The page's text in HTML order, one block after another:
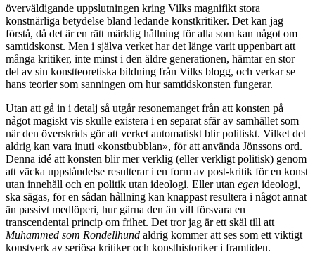
överväldigande uppslutningen kring Vilks magnifikt stora
konstnärliga betydelse bland ledande konstkritiker. Det kan jag
förstå, då det är en rätt märklig hållning för alla som kan något om
samtidskonst. Men i själva verket har det länge varit uppenbart att
många kritiker, inte minst i den äldre generationen, hämtar en stor
del av sin konstteoretiska bildning från Vilks blogg, och verkar se
hans teorier som sanningen om hur samtidskonsten fungerar.
Utan att gå in i detalj så utgår resonemanget från att konsten på
något magiskt vis skulle existera i en separat sfär av samhället som
när den överskrids gör att verket automatiskt blir politiskt. Vilket det
aldrig kan vara inuti «konstbubblan», för att använda Jönssons ord.
Denna idé att konsten blir mer verklig (eller verkligt politisk) genom
att väcka uppståndelse resulterar i en form av post-kritik för en konst
utan innehåll och en politik utan ideologi. Eller utan egen ideologi,
ska sägas, för en sådan hållning kan knappast resultera i något annat
än passivt medlöperi, hur gärna den än vill försvara en
transcendental princip om frihet. Det tror jag är ett skäl till att
Muhammed som Rondellhund aldrig kommer att ses som ett viktigt
konstverk av seriösa kritiker och konsthistoriker i framtiden.